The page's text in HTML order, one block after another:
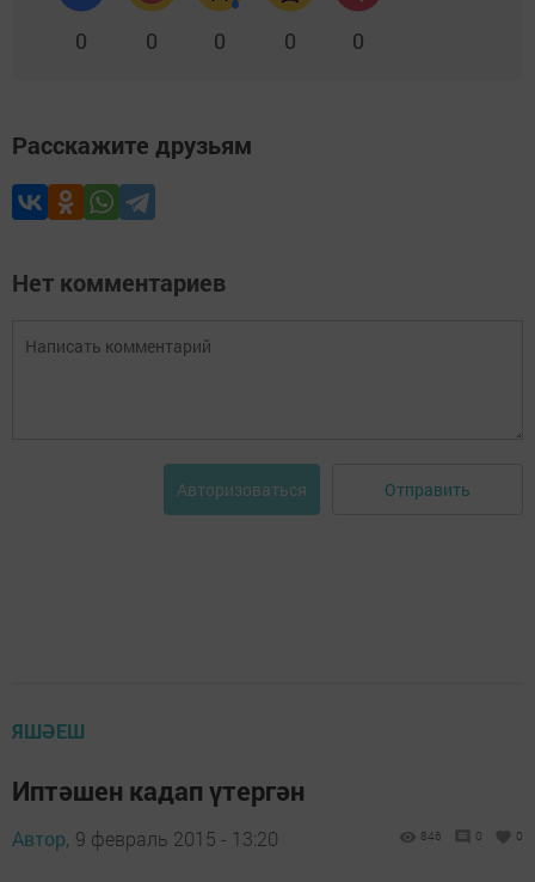
0 0 0 0 0
Расскажите друзьям
Нет комментариев
Авторизоваться Отправить
ЯШӘЕШ
Иптәшен кадап үтергән
Автор, 9 февраль 2015 - 13:20 846 0 0